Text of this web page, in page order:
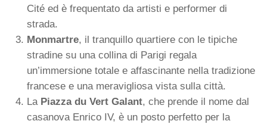
Cité ed è frequentato da artisti e performer di
strada.
Monmartre, il tranquillo quartiere con le tipiche
stradine su una collina di Parigi regala
un’immersione totale e affascinante nella tradizione
francese e una meravigliosa vista sulla città.
La Piazza du Vert Galant, che prende il nome dal
casanova Enrico IV, è un posto perfetto per la